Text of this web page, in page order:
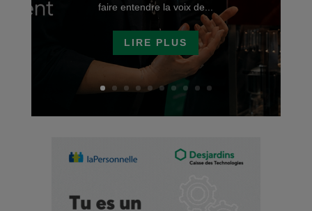
faire entendre la voix de...
LIRE PLUS